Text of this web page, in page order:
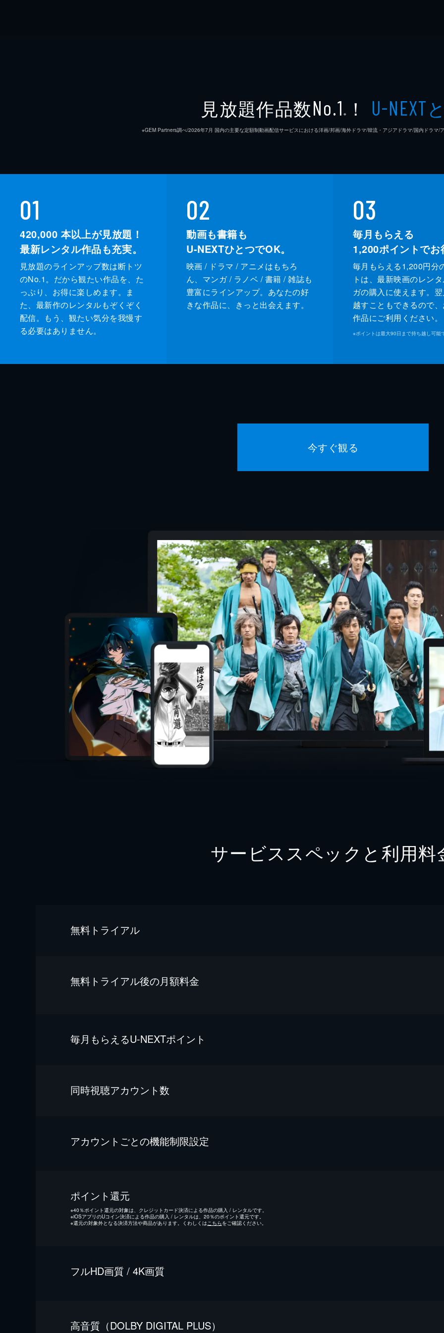
見放題作品数No.1 ※ ！ U-NEXT
※GEM Partners調べ/2026年7⽉ 国内の主要な定額制動画配信サービスにおける洋画/邦画/海外ドラマ/韓流・アジアドラマ/国内ドラマ/
01
420,000 本以上が見放題！
最新レンタル作品も充実。
見放題のラインアップ数は断トツ
のNo.1。だから観たい作品を、た
っぷり、お得に楽しめます。ま
た、最新作のレンタルもぞくぞく
配信。もう、観たい気分を我慢す
る必要はありません。
02
動画も書籍も
U-NEXTひとつでOK。
映画 / ドラマ / アニメはもちろ
ん、マンガ / ラノベ / 書籍 / 雑誌も
豊富にラインアップ。あなたの好
きな作品に、きっと出会えます。
03
毎月もらえる
1,200ポイントでお
毎月もらえる1,200円分
トは、最新映画のレン
ガの購入に使えます。
越すこともできるので
作品にご利用ください。
※ポイントは最大90日まで持ち越し可能
今すぐ観る
サービススペックと利用料
無料トライアル
無料トライアル後の⽉額料金
毎⽉もらえるU-NEXTポイント
同時視聴アカウント数
アカウントごとの機能制限設定
ポイント還元
※40％ポイント還元の対象は、クレジットカード決済による作品の購入 / レンタルです。
※iOSアプリのUコイン決済による作品の購入 / レンタルは、20％のポイント還元です。
※還元の対象外となる決済方法や商品があります。くわしくは こちらをご確認ください。
フルHD画質 / 4K画質
⾼⾳質（DOLBY DIGITAL PLUS）